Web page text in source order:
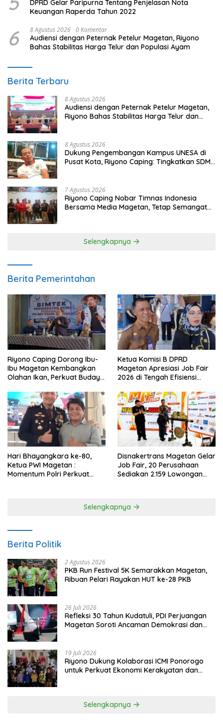
DPRD Gelar Paripurna Tentang Penjelasan Nota
Keuangan Raperda Tahun 2022
6 8 Agustus 2026 0 Komentar
Audiensi dengan Peternak Petelur Magetan, Riyono
Bahas Stabilitas Harga Telur dan Populasi Ayam
Berita Terbaru
8 Agustus 2026
Audiensi dengan Peternak Petelur Magetan,
Riyono Bahas Stabilitas Harga Telur dan
8 Agustus 2026
Dukung Pengembangan Kampus UNESA di
Pusat Kota, Riyono Caping: Tingkatkan SDM
7 Agustus 2026
Riyono Caping Nobar Timnas Indonesia
Bersama Media Magetan, Tetap Semangat
Selengkapnya
Berita Pemerintahan
Riyono Caping Dorong Ibu-
Ibu Magetan Kembangkan
Olahan Ikan, Perkuat Budaya
Ketua Komisi B DPRD
Magetan Apresiasi Job Fair
2026 di Tengah Efisiensi
Hari Bhayangkara ke-80,
Ketua PWI Magetan :
Momentum Polri Perkuat
Disnakertrans Magetan Gelar
Job Fair, 20 Perusahaan
Sediakan 2.159 Lowongan
Selengkapnya
Berita Politik
2 Agustus 2026
PKB Run Festival 5K Semarakkan Magetan,
Ribuan Pelari Rayakan HUT ke-28 PKB
26 Juli 2026
Refleksi 30 Tahun Kudatuli, PDI Perjuangan
Magetan Soroti Ancaman Demokrasi dan
19 Juli 2026
Riyono Dukung Kolaborasi ICMI Ponorogo
untuk Perkuat Ekonomi Kerakyatan dan
Selengkapnya